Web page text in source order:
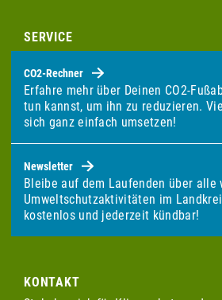
SERVICE
CO2-Rechner
Erfahre mehr über Deinen CO2-
tun kannst, um ihn zu reduzieren.
sich ganz einfach umsetzen!
Newsletter
Bleibe auf dem Laufenden über alle
Umweltschutzaktivitäten im
kostenlos und jederzeit kündbar!
KONTAKT